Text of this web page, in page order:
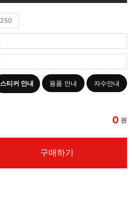
250
스티커 안내 용품 안내 자수안내
0 원
구매하기